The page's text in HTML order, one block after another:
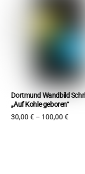
Dortmund Wandbild
„Auf Kohle geboren“
30,00€ – 100,00€